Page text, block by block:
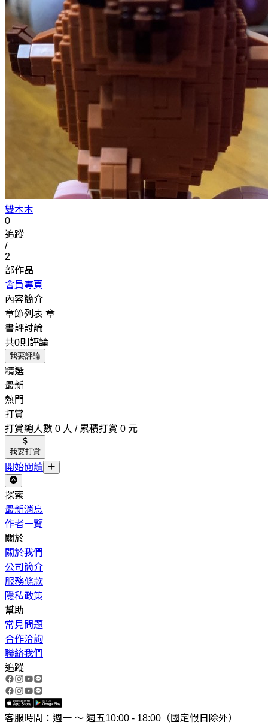
雙木木
0
追蹤
/
2
部作品
會員專頁
內容簡介
章節列表 章
書評討論
共0則評論
我要評論
精選
最新
熱門
打賞
打賞總人數 0 人 / 累積打賞 0 元
我要打賞
開始閱讀
探索
最新消息
作者一覽
關於
關於我們
公司簡介
服務條款
隱私政策
幫助
常見問題
合作洽詢
聯絡我們
追蹤
客服時間：週一 ～ 週五10:00 - 18:00（國定假日除外）